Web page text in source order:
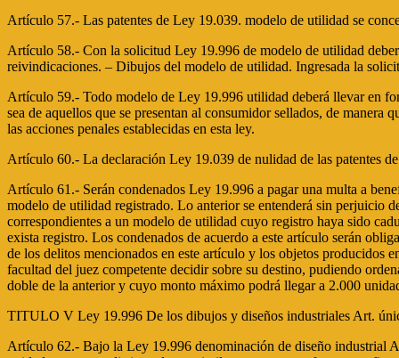
Artículo 57.- Las patentes de Ley 19.039. modelo de utilidad se
Artículo 58.- Con la solicitud Ley 19.996 de modelo de utilidad
reivindicaciones. – Dibujos del modelo de utilidad. Ingresada la
Artículo 59.- Todo modelo de Ley 19.996 utilidad deberá llevar en
sea de aquellos que se presentan al consumidor sellados, de
las acciones penales establecidas en esta ley.
Artículo 60.- La declaración Ley 19.039 de nulidad de las patentes
Artículo 61.- Serán condenados Ley 19.996 a pagar una multa a
modelo de utilidad registrado. Lo anterior se entenderá sin perjuicio
correspondientes a un modelo de utilidad cuyo registro haya sido
exista registro. Los condenados de acuerdo a este artículo serán
de los delitos mencionados en este artículo y los objetos producidos
facultad del juez competente decidir sobre su destino, pudiendo
doble de la anterior y cuyo monto máximo podrá llegar a 2.000
TITULO V Ley 19.996 De los dibujos y diseños industriales Art.
Artículo 62.- Bajo la Ley 19.996 denominación de diseño industrial